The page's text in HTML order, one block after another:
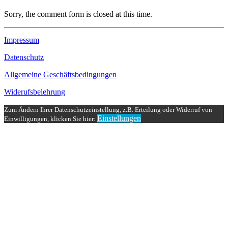
Sorry, the comment form is closed at this time.
Impressum
Datenschutz
Allgemeine Geschäftsbedingungen
Widerufsbelehrung
Zum Ändern Ihrer Datenschutzeinstellung, z.B. Erteilung oder Widerruf von
Einwilligungen, klicken Sie hier: Einstellungen